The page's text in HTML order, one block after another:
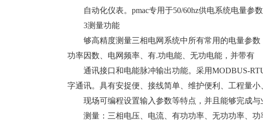
自动化仪表。pmac专用于50/60hz供电系统电量
3测量功能
够高精度测量三相电网系统中所有常用的电量参
功率因数、电网频率、有.功电能、无功电能，并带有
通讯接口和电能脉冲输出功能。采用MODBUS-
字通讯。具有安捉便、接线简单、维护便利、工程量小
现场可编程设置输入参数等特点，并且能够完成与
测量：三相电压、电流、有功功率、无功功率、